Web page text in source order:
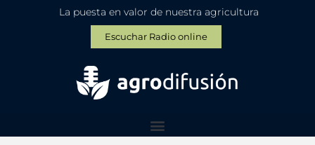
La puesta en valor de nuestra agricultura
Escuchar Radio online